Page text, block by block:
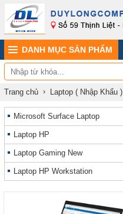
DANH MỤC SẢN PHẨM
Trang chủ Laptop ( Nhập Khẩu )
Microsoft Surface Laptop
Laptop HP
Laptop Gaming New
Laptop HP Workstation